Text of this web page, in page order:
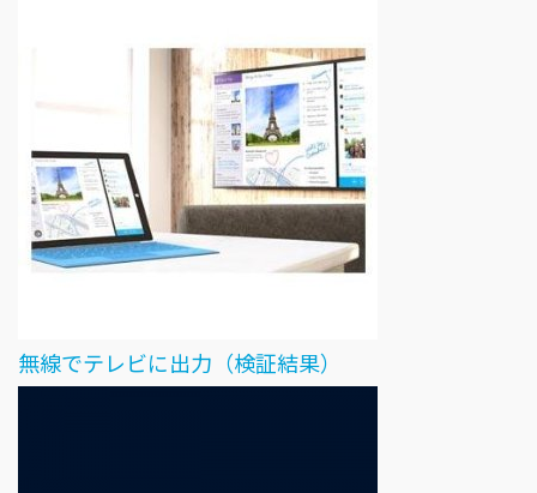
無線でテレビに出力（検証結果）